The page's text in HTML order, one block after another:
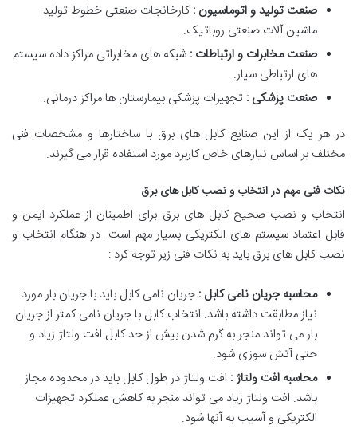
صنعت تولید و اتوماسیون :کارخانجات صنعتی خطوط تولید
ماشین آلات صنعتی روباتیک.
صنعت مخابرات و ارتباطات : شبکه های مخابراتی مراکز داده سیستم
های ارتباطی سیار.
صنعت پزشکی : تجهیزات پزشکی بیمارستان ها مراکز درمانی.
در هر یک از این صنایع کابل های برق با ساختارها و مشخصات فنی
مختلف بر اساس نیازهای خاص کاربرد مورد استفاده قرار می گیرند.
نکات فنی مهم در انتخاب و نصب کابل های برق
انتخاب و نصب صحیح کابل های برق برای اطمینان از عملکرد ایمن و
قابل اعتماد سیستم های الکتریکی بسیار مهم است. در هنگام انتخاب و
نصب کابل های برق باید به نکات فنی زیر توجه کرد :
محاسبه جریان نامی کابل : جریان نامی کابل باید با جریان بار مورد
نیاز مطابقت داشته باشد. انتخاب کابل با جریان نامی کمتر از جریان
بار می تواند منجر به گرم شدن بیش از حد کابل افت ولتاژ زیاد و
حتی آتش سوزی شود.
محاسبه افت ولتاژ : افت ولتاژ در طول کابل باید در محدوده مجاز
باشد. افت ولتاژ زیاد می تواند منجر به کاهش عملکرد تجهیزات
الکتریکی و آسیب به آنها شود.